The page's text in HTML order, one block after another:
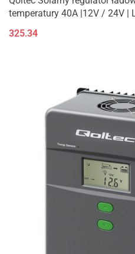
temperatury 40A |12V / 24V |
325.34